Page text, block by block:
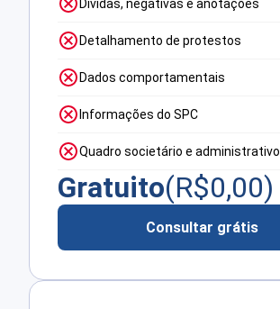
Dívidas, negativas e anotações
Detalhamento de protestos
Dados comportamentais
Informações do SPC
Quadro societário e administrativo
Gratuito(R$0,00)
Consultar grátis